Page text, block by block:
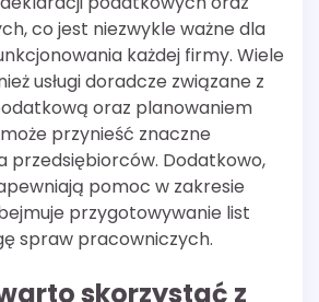
co jest niezwykle ważne dla
każdej firmy. Wiele
usługi doradcze związane z
oraz planowaniem
przynieść znaczne
przedsiębiorców. Dodatkowo,
pomoc w zakresie
przygotowywanie list
spraw pracowniczych.
skorzystać z